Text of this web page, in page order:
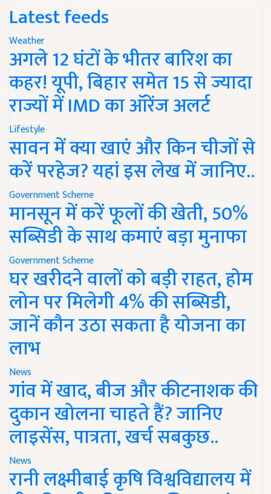
Latest feeds
Weather
अगले 12 घंटों के भीतर बारिश का
कहर! यूपी, बिहार समेत 15 से ज्यादा
राज्यों में IMD का ऑरेंज अलर्ट
Lifestyle
सावन में क्या खाएं और किन चीजों से
करें परहेज? यहां इस लेख में जानिए..
Government Scheme
मानसून में करें फूलों की खेती, 50%
सब्सिडी के साथ कमाएं बड़ा मुनाफा
Government Scheme
घर खरीदने वालों को बड़ी राहत, होम
लोन पर मिलेगी 4% की सब्सिडी,
जानें कौन उठा सकता है योजना का
लाभ
News
गांव में खाद, बीज और कीटनाशक की
दुकान खोलना चाहते हैं? जानिए
लाइसेंस, पात्रता, खर्च सबकुछ..
News
रानी लक्ष्मीबाई कृषि विश्वविद्यालय में